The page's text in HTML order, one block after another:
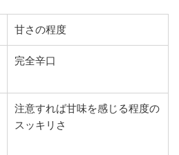
甘さの程度
完全辛口
注意すれば甘味を感じる程度の
スッキリさ